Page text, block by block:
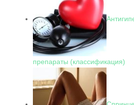
препараты (классификация)